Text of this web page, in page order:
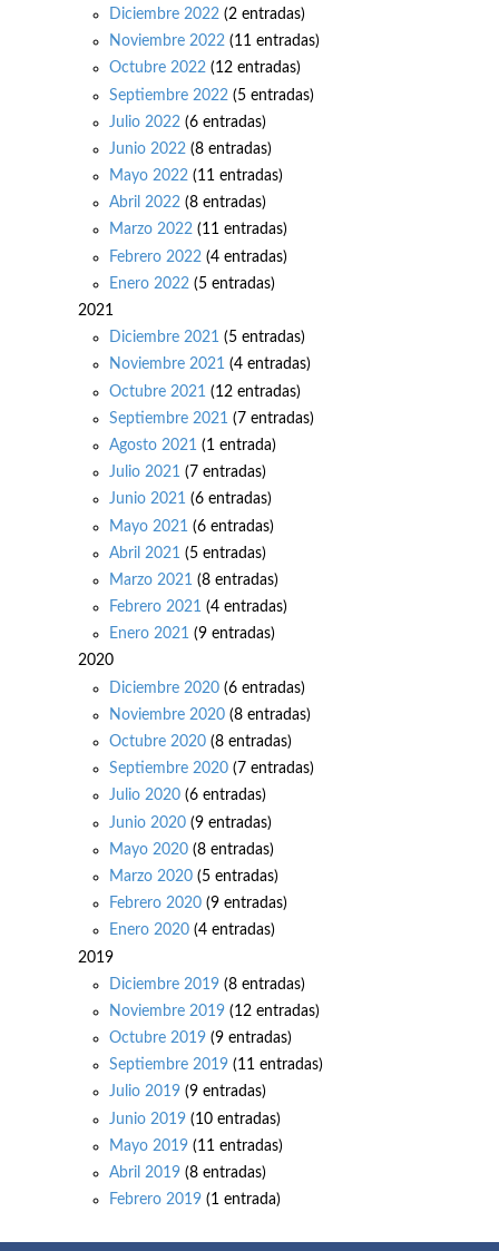
Diciembre 2022 (2 entradas)
Noviembre 2022 (11 entradas)
Octubre 2022 (12 entradas)
Septiembre 2022 (5 entradas)
Julio 2022 (6 entradas)
Junio 2022 (8 entradas)
Mayo 2022 (11 entradas)
Abril 2022 (8 entradas)
Marzo 2022 (11 entradas)
Febrero 2022 (4 entradas)
Enero 2022 (5 entradas)
2021
Diciembre 2021 (5 entradas)
Noviembre 2021 (4 entradas)
Octubre 2021 (12 entradas)
Septiembre 2021 (7 entradas)
Agosto 2021 (1 entrada)
Julio 2021 (7 entradas)
Junio 2021 (6 entradas)
Mayo 2021 (6 entradas)
Abril 2021 (5 entradas)
Marzo 2021 (8 entradas)
Febrero 2021 (4 entradas)
Enero 2021 (9 entradas)
2020
Diciembre 2020 (6 entradas)
Noviembre 2020 (8 entradas)
Octubre 2020 (8 entradas)
Septiembre 2020 (7 entradas)
Julio 2020 (6 entradas)
Junio 2020 (9 entradas)
Mayo 2020 (8 entradas)
Marzo 2020 (5 entradas)
Febrero 2020 (9 entradas)
Enero 2020 (4 entradas)
2019
Diciembre 2019 (8 entradas)
Noviembre 2019 (12 entradas)
Octubre 2019 (9 entradas)
Septiembre 2019 (11 entradas)
Julio 2019 (9 entradas)
Junio 2019 (10 entradas)
Mayo 2019 (11 entradas)
Abril 2019 (8 entradas)
Febrero 2019 (1 entrada)